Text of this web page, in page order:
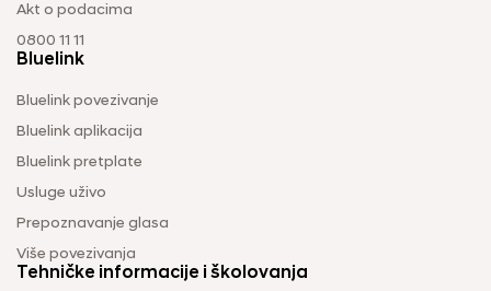
Akt o podacima
0800 11 11
Bluelink
Bluelink povezivanje
Bluelink aplikacija
Bluelink pretplate
Usluge uživo
Prepoznavanje glasa
Više povezivanja
Tehničke informacije i školovanja